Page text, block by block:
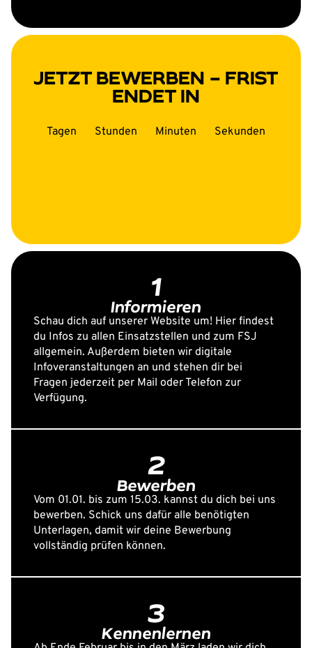
JETZT BEWERBEN – FRIST
ENDET IN
Tagen Stunden Minuten Sekunden
1
Informieren
Schau dich auf unserer Website um! Hier findest
du Infos zu allen Einsatzstellen und zum FSJ
allgemein. Außerdem bieten wir digitale
Infoveranstaltungen an und stehen dir bei
Fragen jederzeit per Mail oder Telefon zur
Verfügung.
2
Bewerben
Vom 01.01. bis zum 15.03. kannst du dich bei uns
bewerben. Schick uns dafür alle benötigten
Unterlagen, damit wir deine Bewerbung
vollständig prüfen können.
3
Kennenlernen